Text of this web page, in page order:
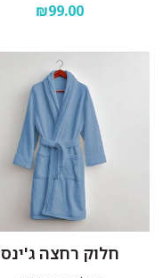
₪99.00
חלוק רחצה ג'ינס